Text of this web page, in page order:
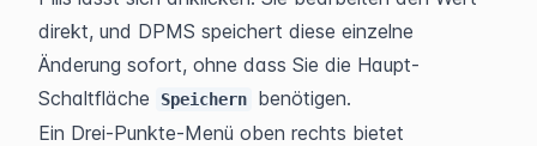
direkt, und DPMS speichert diese einzelne
Änderung sofort, ohne dass Sie die Haupt-
Schaltfläche
Speichern
benötigen.
Ein Drei-Punkte-Menü oben rechts bietet